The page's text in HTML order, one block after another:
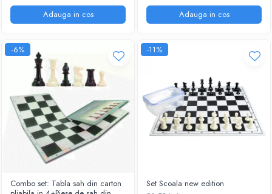
Adauga in cos Adauga in cos
-6%
Combo set: Tabla sah din carton
-11%
Set Scoala new edition